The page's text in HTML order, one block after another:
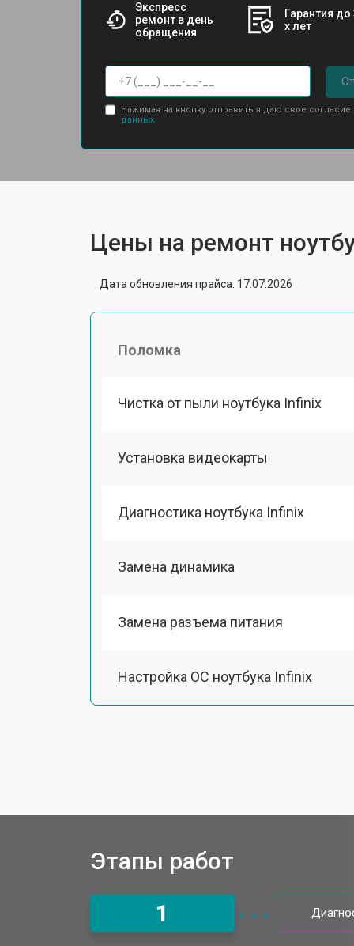
Экспресс
ремонт в день
обращения
Гарантия до
х лет
Нажимая на кнопку отправить я даю свое согласие
данных.
Цены на ремонт
Дата обновления прайса: 17.07.2026
Поломка
Чистка от пыли ноутбука Infinix
Установка видеокарты
Диагностика ноутбука Infinix
Замена динамика
Замена разъема питания
Настройка ОС ноутбука Infinix
Установка драйверов Windows
Этапы работ
1